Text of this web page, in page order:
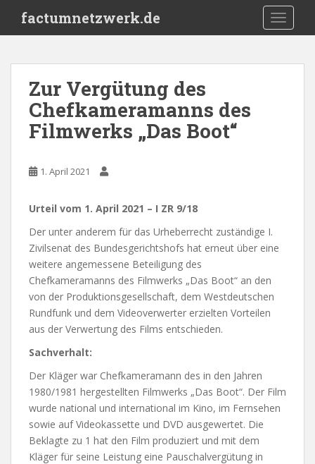
i
factumnetzwerk.de
Zur Vergütung des
Chefkameramanns des
Filmwerks „Das Boot“
1. April 2021
Urteil vom 1. April 2021 – I ZR 9/18
Der unter anderem für das Urheberrecht zuständige I.
Zivilsenat des Bundesgerichtshofs hat erneut über eine
weitere angemessene Beteiligung des
Chefkameramanns des Filmwerks „Das Boot“ an den
von der Produktionsgesellschaft, dem Westdeutschen
Rundfunk und dem Videoverwerter erzielten Vorteilen
aus der Verwertung des Films entschieden.
Sachverhalt:
Der Kläger war Chefkameramann des in den Jahren
1980/1981 hergestellten Filmwerks „Das Boot“. Der Film
wurde national und international im Kino, im Fernsehen
sowie auf Videokassette und DVD ausgewertet. Die
Beklagte zu 1 hat den Film produziert und mit dem
Kläger für seine Leistung eine Pauschalvergütung in